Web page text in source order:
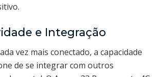
e Integração
vez mais conectado, a capacidade
de se integrar com outros